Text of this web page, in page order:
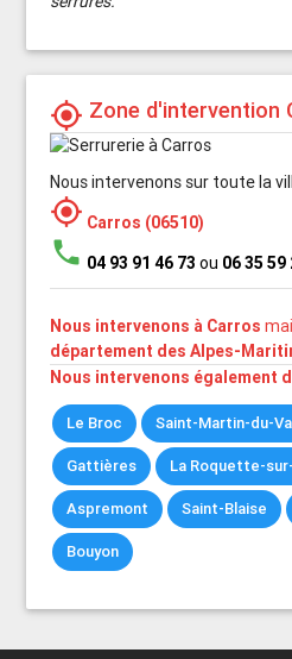
my_location Zone d'intervention
Nous intervenons sur toute la
my_location Carros (06510)
phone 04 93 91 46 73 ou 06 35 59
Nous intervenons à Carros
département des Alpes-
Nous intervenons également
Le Broc Saint-Martin-du-
Gattières La Roquette-
Aspremont Saint-Blaise
Bouyon